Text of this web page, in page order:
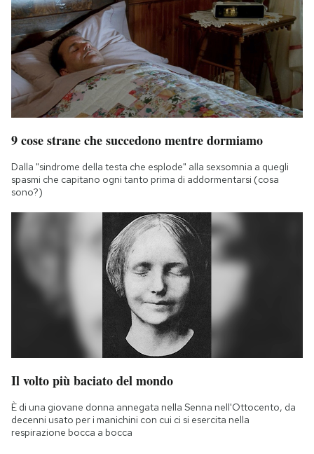
9 cose strane che succedono mentre dormiamo
Dalla "sindrome della testa che esplode" alla sexsomnia a quegli
spasmi che capitano ogni tanto prima di addormentarsi (cosa
sono?)
Il volto più baciato del mondo
È di una giovane donna annegata nella Senna nell'Ottocento, da
decenni usato per i manichini con cui ci si esercita nella
respirazione bocca a bocca